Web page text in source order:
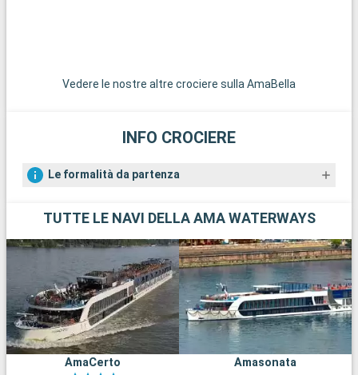
Vedere le nostre altre crociere sulla AmaBella
INFO CROCIERE
Le formalità da partenza
TUTTE LE NAVI DELLA AMA WATERWAYS
AmaCerto Amasonata